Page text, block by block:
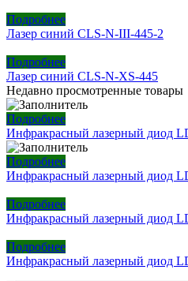
Подробнее
Лазер синий CLS-N-III-445-2
Подробнее
Лазер синий CLS-N-XS-445
Недавно просмотренные товары
Подробнее
Инфракрасный лазерный диод
Подробнее
Инфракрасный лазерный диод
Подробнее
Инфракрасный лазерный диод
Подробнее
Инфракрасный лазерный диод